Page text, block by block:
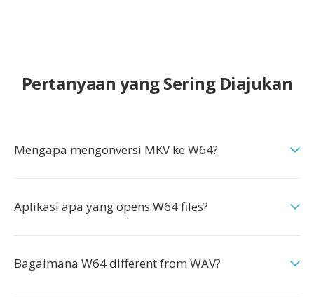
Pertanyaan yang Sering Diajukan
Mengapa mengonversi MKV ke W64?
Aplikasi apa yang opens W64 files?
Bagaimana W64 different from WAV?